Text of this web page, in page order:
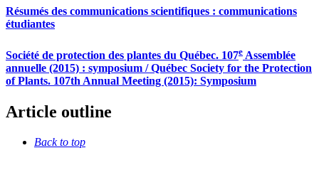
Résumés des communications scientifiques : communications
étudiantes
Société de protection des plantes du Québec. 107e Assemblée
annuelle (2015) : symposium / Québec Society for the Protection
of Plants. 107th Annual Meeting (2015): Symposium
Article outline
Back to top